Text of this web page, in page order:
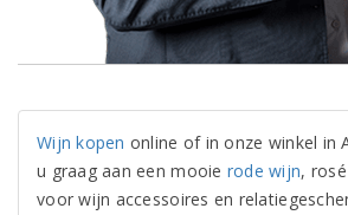
Wijn kopen online of in onze winkel in
u graag aan een mooie rode wijn,
voor wijn accessoires en